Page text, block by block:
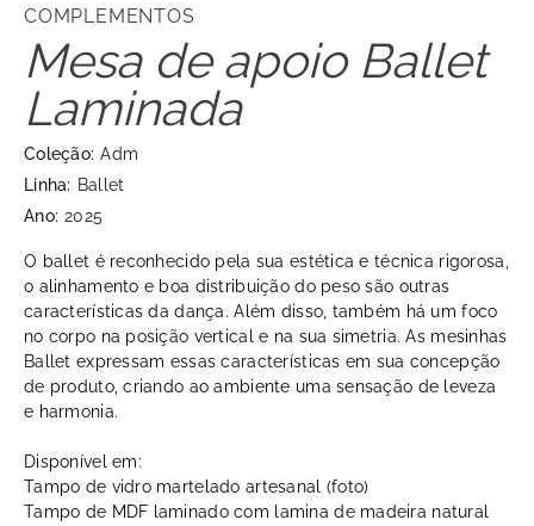
COMPLEMENTOS
Mesa de apoio Ballet
Laminada
Coleção: Adm
Linha: Ballet
Ano: 2025
O ballet é reconhecido pela sua estética e técnica rigorosa,
o alinhamento e boa distribuição do peso são outras
características da dança. Além disso, também há um foco
no corpo na posição vertical e na sua simetria. As mesinhas
Ballet expressam essas características em sua concepção
de produto, criando ao ambiente uma sensação de leveza
e harmonia.
Disponível em:
Tampo de vidro martelado artesanal (foto)
Tampo de MDF laminado com lamina de madeira natural